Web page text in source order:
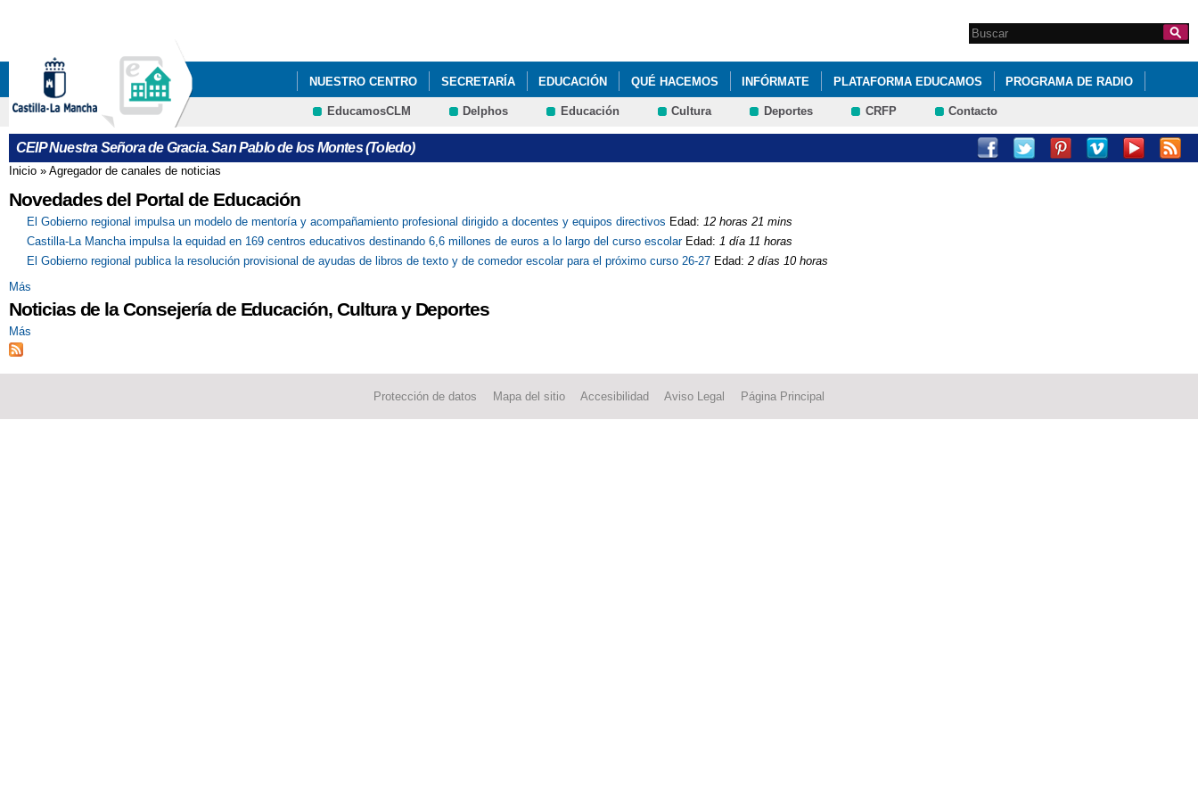
Formulario de
búsqueda
Search this site
NUESTRO CENTRO SECRETARÍA EDUCACIÓN QUÉ HACEMOS INFÓRMATE PLATAFORMA EDUCAMOS PROGRAMA DE RADIO
EducamosCLM Delphos Educación Cultura Deportes CRFP Contacto
CEIP Nuestra Señora de Gracia. San Pablo de los Montes (Toledo)
Se encuentra usted aquí
Inicio » Agregador de canales de noticias
Novedades del Portal de Educación
El Gobierno regional impulsa un modelo de mentoría y acompañamiento profesional dirigido a docentes y equipos directivos Edad: 12 horas 21 mins
Castilla-La Mancha impulsa la equidad en 169 centros educativos destinando 6,6 millones de euros a lo largo del curso escolar Edad: 1 día 11 horas
El Gobierno regional publica la resolución provisional de ayudas de libros de texto y de comedor escolar para el próximo curso 26-27 Edad: 2 días 10 horas
Más
Noticias de la Consejería de Educación, Cultura y Deportes
Más
Protección de datos Mapa del sitio Accesibilidad Aviso Legal Página Principal